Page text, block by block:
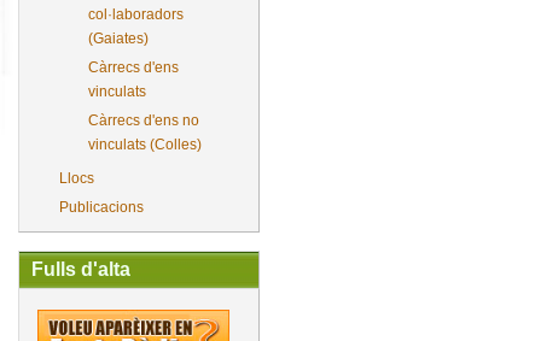
col·laboradors
(Gaiates)
Càrrecs d'ens
vinculats
Càrrecs d'ens no
vinculats (Colles)
Llocs
Publicacions
Fulls d'alta